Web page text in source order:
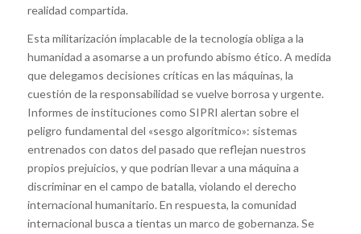
realidad compartida.
Esta militarización implacable de la tecnología obliga a la
humanidad a asomarse a un profundo abismo ético. A medida
que delegamos decisiones críticas en las máquinas, la
cuestión de la responsabilidad se vuelve borrosa y urgente.
Informes de instituciones como SIPRI alertan sobre el
peligro fundamental del «sesgo algorítmico»: sistemas
entrenados con datos del pasado que reflejan nuestros
propios prejuicios, y que podrían llevar a una máquina a
discriminar en el campo de batalla, violando el derecho
internacional humanitario. En respuesta, la comunidad
internacional busca a tientas un marco de gobernanza. Se